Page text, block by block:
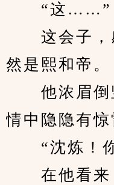
“这……”
这会子，
然是熙和帝。
他浓眉倒
情中隐隐有惊
“沈炼！你
在他看来